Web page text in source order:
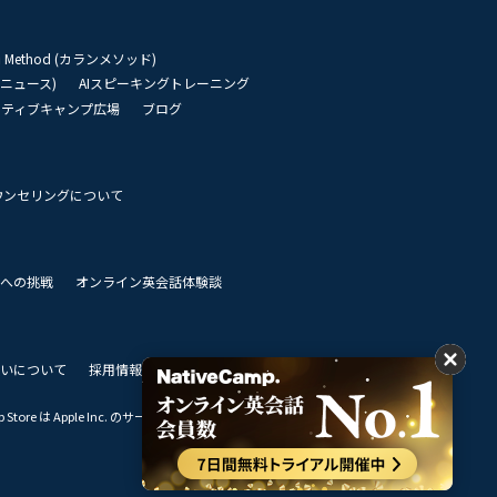
Method (カランメソッド)
ュース)
AIスピーキングトレーニング
ィブキャンプ広場
ブログ
ンセリングについて
の挑戦
オンライン英会話体験談
について 採用情報 私達のビジョン
は Apple Inc. のサービスマークです。